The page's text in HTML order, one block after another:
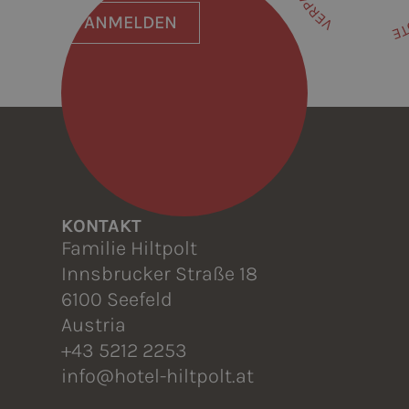
ANMELDEN
KONTAKT
Familie Hiltpolt
Innsbrucker Straße 18
6100 Seefeld
Austria
+43 5212 2253
info@hotel-hiltpolt.at